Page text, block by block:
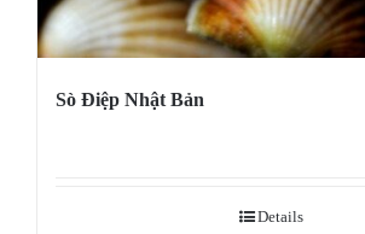
Sò Điệp Nhật Bản
Details